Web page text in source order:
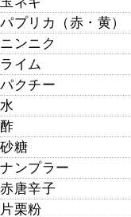
パプリカ（赤・黄）
ニンニク
ライム
パクチー
水
酢
砂糖
ナンプラー
赤唐辛子
片栗粉